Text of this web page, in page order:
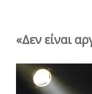
«Δεν είναι